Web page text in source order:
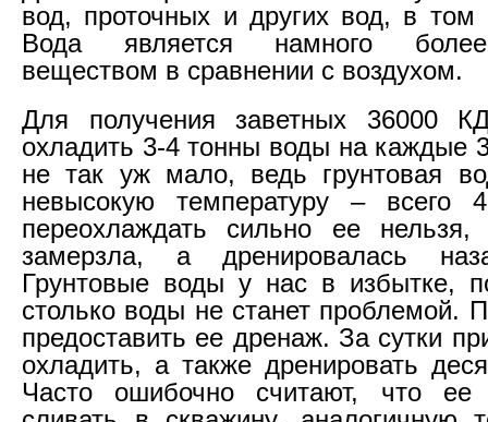
вод, проточных и других вод, в том
Вода является намного
веществом в сравнении с воздухом.
Для получения заветных 36000
охладить 3-4 тонны воды на каждые
не так уж мало, ведь грунтовая
невысокую температуру – всего
переохлаждать сильно ее
замерзла, а дренировалась
Грунтовые воды у нас в избытке,
столько воды не станет проблемой.
предоставить ее дренаж. За сутки
охладить, а также дренировать
Часто ошибочно считают, что ее